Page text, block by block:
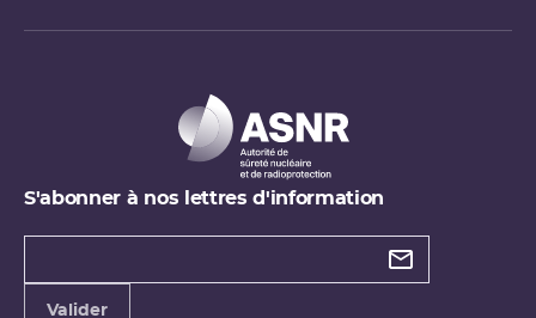
S'abonner à nos lettres d'information
Types de
Valider